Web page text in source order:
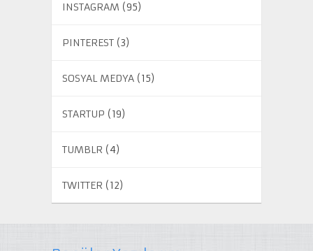
INSTAGRAM (95)
PINTEREST(3)
SOSYAL MEDYA(15)
STARTUP (19)
TUMBLR (4)
TWITTER (12)